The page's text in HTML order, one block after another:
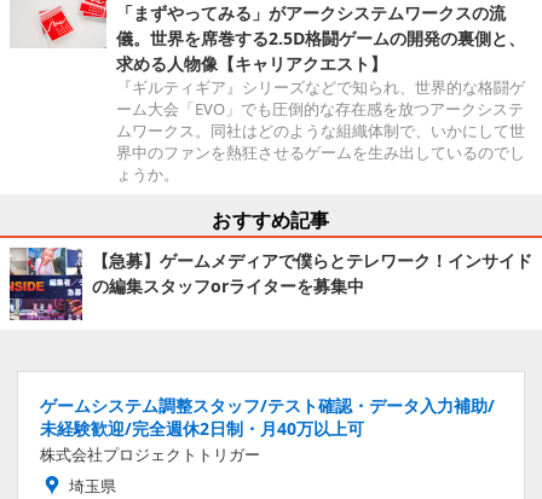
「まずやってみる」がアークシステムワークスの流
儀。世界を席巻する2.5D格闘ゲームの開発の裏側と、
求める人物像【キャリアクエスト】
『ギルティギア』シリーズなどで知られ、世界的な格闘ゲ
ーム大会「EVO」でも圧倒的な存在感を放つアークシステ
ムワークス。同社はどのような組織体制で、いかにして世
界中のファンを熱狂させるゲームを生み出しているのでし
ょうか。
おすすめ記事
【急募】ゲームメディアで僕らとテレワーク！インサイド
の編集スタッフorライターを募集中
ゲームシステム調整スタッフ/テスト確認・データ入力補助/
未経験歓迎/完全週休2日制・月40万以上可
株式会社プロジェクトトリガー
埼玉県